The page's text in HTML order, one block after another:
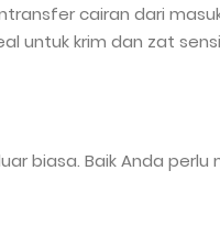
cairan dari
untuk krim dan zat
Baik Anda perlu